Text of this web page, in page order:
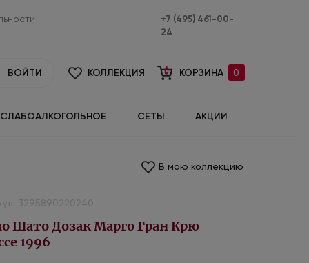
+7 (495) 461-00-
24
ВОЙТИ КОЛЛЕКЦИЯ КОРЗИНА 0
СЛАБОАЛКОГОЛЬНОЕ СЕТЫ АКЦИИ
В мою коллекцию
Шато Дозак Марго Гран Крю
1996